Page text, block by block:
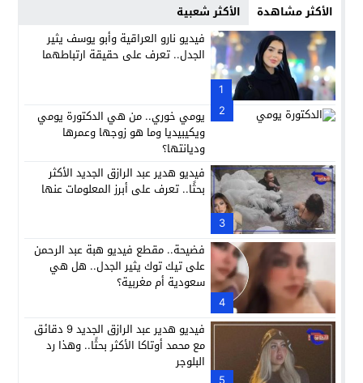
الأكثر مشاهدة الأكثر شعبية
1
فيديو نارو العراقية وأبو يوسف يثير
الجدل.. تعرف على حقيقة ارتباطهما
2
يومي خوري.. من هي الدكتورة يومي
ويكيبيديا وما هو زوجها وعمرها
وديانتها؟
3
فيديو هدير عبد الرازق الجديد الأكثر
بحثًا.. تعرف على أبرز المعلومات عنها
4
فضيحة.. مقطع فيديو هبة عبد الرحمن
على تيك توك يثير الجدل.. هل هي
سعودية أم مغربية؟
فيديو هدير عبد الرازق الجديد 9 دقائق
مع محمد أوتاكا الأكثر بحثًا.. وهذا رد
البلوجر